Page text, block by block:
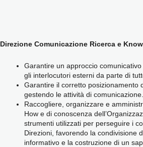
Direzione Comunicazione Ricerca e
Garantire un approccio
gli interlocutori esterni da parte di
Garantire il corretto posizionamento
gestendo le attività di comunicazione.
Raccogliere, organizzare e
How e di conoscenza
strumenti utilizzati per perseguire i
Direzioni, favorendo la condivisione
informativo e la costruzione di un